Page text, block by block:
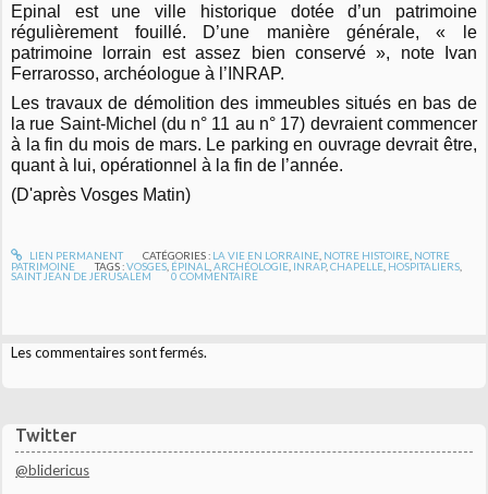
Twitter
@blidericus
Epinal est une ville historique dotée d’un patrimoine
régulièrement fouillé. D’une manière générale, « le
patrimoine lorrain est assez bien conservé », note Ivan
Ferrarosso, archéologue à l’INRAP.
Les travaux de démolition des immeubles situés en bas de
la rue Saint-Michel (du n° 11 au n° 17) devraient commencer
à la fin du mois de mars. Le parking en ouvrage devrait être,
quant à lui, opérationnel à la fin de l’année.
(D'après Vosges Matin)
LIEN PERMANENT CATÉGORIES : LA VIE EN LORRAINE, NOTRE HISTOIRE, NOTRE
PATRIMOINE
TAGS :VOSGES, ÉPINAL,ARCHÉOLOGIE, INRAP,CHAPELLE, HOSPITALIERS,
SAINT JEAN DE JERUSALEM 0 COMMENTAIRE
Les commentaires sont fermés.